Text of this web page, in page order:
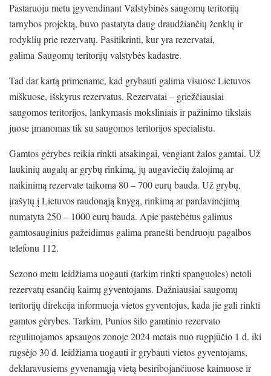
Pastaruoju metu įgyvendinant Valstybinės saugomų teritorijų
tarnybos projektą, buvo pastatyta daug draudžiančių ženklų ir
rodyklių prie rezervatų. Pasitikrinti, kur yra rezervatai,
galima Saugomų teritorijų valstybės kadastre.
Tad dar kartą primename, kad grybauti galima visuose Lietuvos
miškuose, išskyrus rezervatus. Rezervatai – griežčiausiai
saugomos teritorijos, lankymasis moksliniais ir pažinimo tikslais
juose įmanomas tik su saugomos teritorijos specialistu.
Gamtos gėrybes reikia rinkti atsakingai, vengiant žalos gamtai. Už
laukinių augalų ar grybų rinkimą, jų augaviečių žalojimą ar
naikinimą rezervate taikoma 80 – 700 eurų bauda. Už grybų,
įrašytų į Lietuvos raudonąją knygą, rinkimą ar pardavinėjimą
numatyta 250 – 1000 eurų bauda. Apie pastebėtus galimus
gamtosauginius pažeidimus galima pranešti bendruoju pagalbos
telefonu 112.
Sezono metu leidžiama uogauti (tarkim rinkti spanguoles) netoli
rezervatų esančių kaimų gyventojams. Dažniausiai saugomų
teritorijų direkcija informuoja vietos gyventojus, kada jie gali rinkti
gamtos gėrybes. Tarkim, Punios šilo gamtinio rezervato
reguliuojamos apsaugos zonoje 2024 metais nuo rugpjūčio 1 d. iki
rugsėjo 30 d. leidžiama uogauti ir grybauti vietos gyventojams,
deklaravusiems gyvenamąją vietą besiribojančiuose kaimuose ir